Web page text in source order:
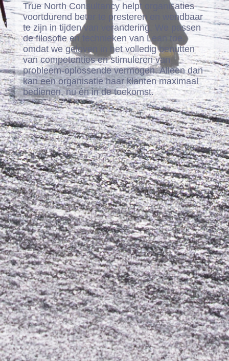
True North Consultancy helpt organisaties
voortdurend beter te presteren en wendbaar
te zijn in tijden van verandering. We passen
de filosofie en technieken van Lean toe,
omdat we geloven in het volledig benutten
van competenties en stimuleren van
probleem-oplossende vermogen. Alleen dan
kan een organisatie haar klanten maximaal
bedienen, nu én in de toekomst.